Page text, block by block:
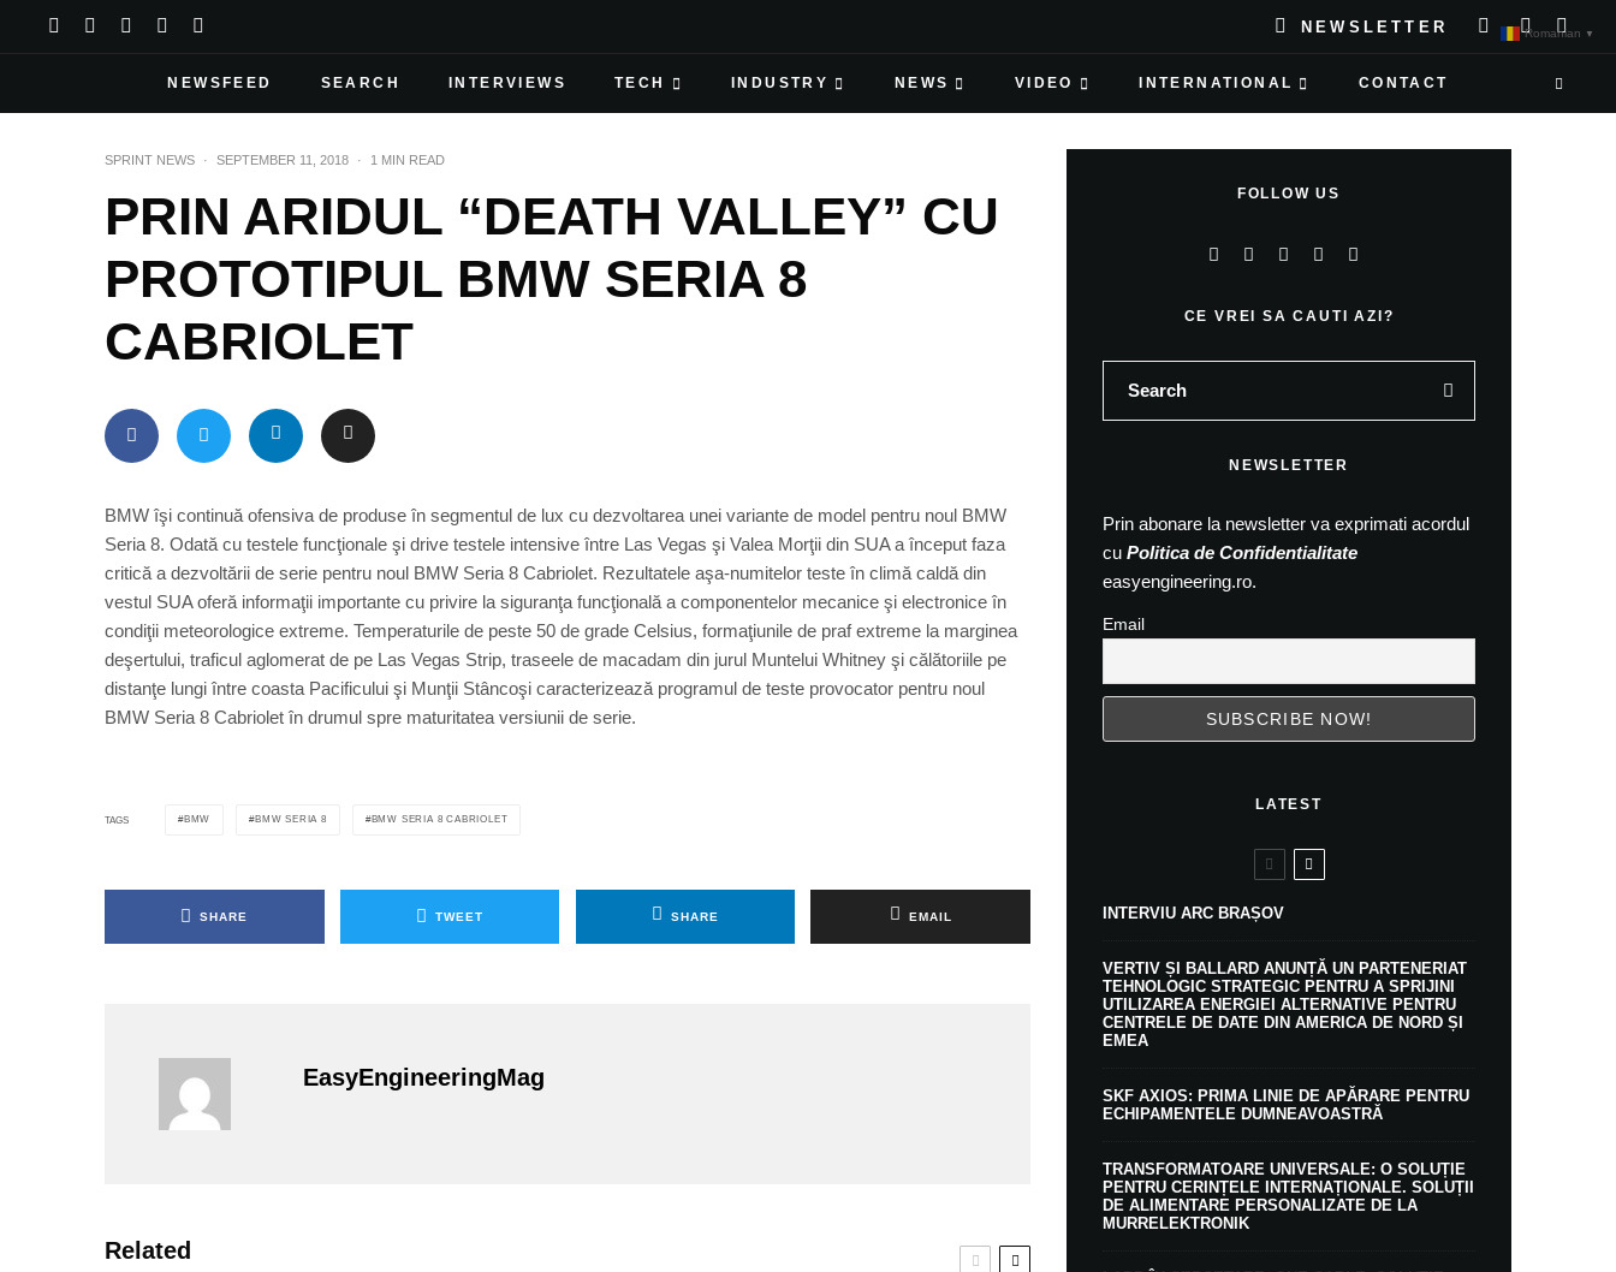
NEWSLETTER
NEWSFEED SEARCH INTERVIEWS TECH INDUSTRY NEWS VIDEO INTERNATIONAL CONTACT
SPRINT NEWS · SEPTEMBER 11, 2018 · 1 MIN READ
PRIN ARIDUL “DEATH VALLEY” CU
PROTOTIPUL BMW SERIA 8
CABRIOLET
BMW îşi continuă ofensiva de produse în segmentul de lux cu dezvoltarea unei variante de model pentru noul BMW
Seria 8. Odată cu testele funcţionale şi drive testele intensive între Las Vegas şi Valea Morţii din SUA a început faza
critică a dezvoltării de serie pentru noul BMW Seria 8 Cabriolet. Rezultatele aşa-numitelor teste în climă caldă din
vestul SUA oferă informaţii importante cu privire la siguranţa funcţională a componentelor mecanice şi electronice în
condiţii meteorologice extreme. Temperaturile de peste 50 de grade Celsius, formaţiunile de praf extreme la marginea
deşertului, traficul aglomerat de pe Las Vegas Strip, traseele de macadam din jurul Muntelui Whitney şi călătoriile pe
distanţe lungi între coasta Pacificului şi Munţii Stâncoşi caracterizează programul de teste provocator pentru noul
BMW Seria 8 Cabriolet în drumul spre maturitatea versiunii de serie.
TAGS BMW BMW SERIA 8 BMW SERIA 8 CABRIOLET
SHARE TWEET SHARE EMAIL
EasyEngineeringMag
Related
FOLLOW US
CE VREI SA CAUTI AZI?
NEWSLETTER
Prin abonare la newsletter va exprimati acordul
cu Politica de Confidentialitate
easyengineering.ro.
Email
LATEST
INTERVIU ARC BRAȘOV
VERTIV ȘI BALLARD ANUNȚĂ UN PARTENERIAT
TEHNOLOGIC STRATEGIC PENTRU A SPRIJINI
UTILIZAREA ENERGIEI ALTERNATIVE PENTRU
CENTRELE DE DATE DIN AMERICA DE NORD ȘI
EMEA
SKF AXIOS: PRIMA LINIE DE APĂRARE PENTRU
ECHIPAMENTELE DUMNEAVOASTRĂ
TRANSFORMATOARE UNIVERSALE: O SOLUȚIE
PENTRU CERINȚELE INTERNAȚIONALE. SOLUȚII
DE ALIMENTARE PERSONALIZATE DE LA
MURRELEKTRONIK
Romanian ▼